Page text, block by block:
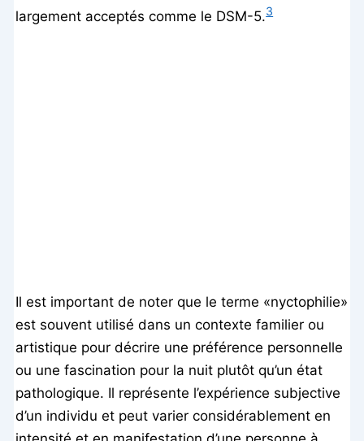
largement acceptés comme le DSM-5.3
Il est important de noter que le terme «nyctophilie»
est souvent utilisé dans un contexte familier ou
artistique pour décrire une préférence personnelle
ou une fascination pour la nuit plutôt qu’un état
pathologique. Il représente l’expérience subjective
d’un individu et peut varier considérablement en